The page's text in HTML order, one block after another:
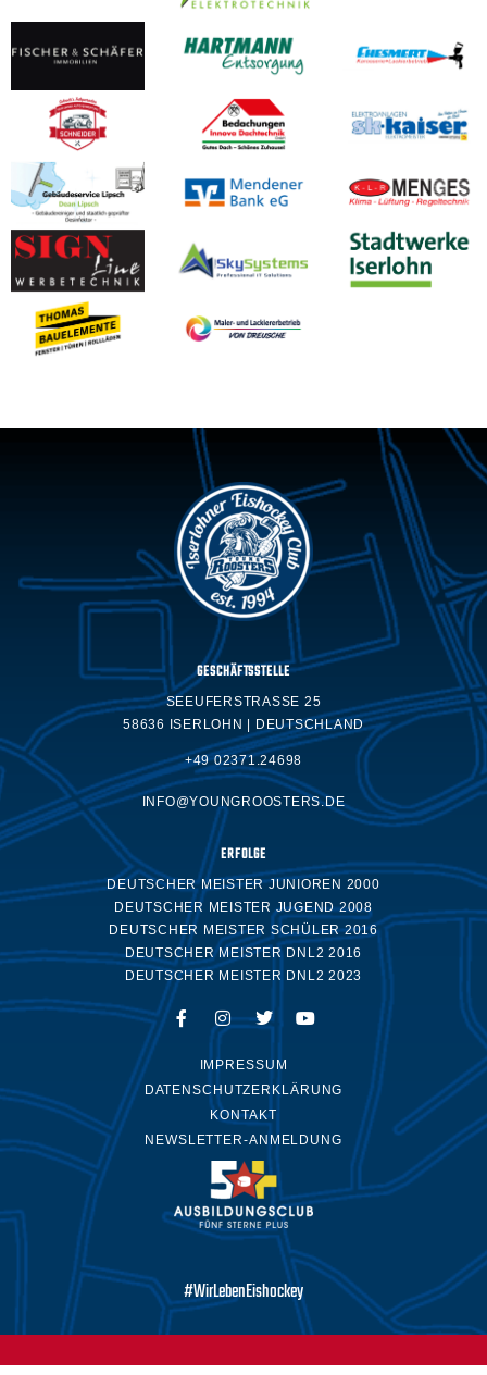
GESCHÄFTSSTELLE
SEEUFERSTRASSE 25
58636 ISERLOHN | DEUTSCHLAND
+49 02371.24698
INFO@YOUNGROOSTERS.DE
ERFOLGE
DEUTSCHER MEISTER JUNIOREN 2000
DEUTSCHER MEISTER JUGEND 2008
DEUTSCHER MEISTER SCHÜLER 2016
DEUTSCHER MEISTER DNL2 2016
DEUTSCHER MEISTER DNL2 2023
IMPRESSUM
DATENSCHUTZERKLÄRUNG
KONTAKT
NEWSLETTER-ANMELDUNG
#WirLebenEishockey